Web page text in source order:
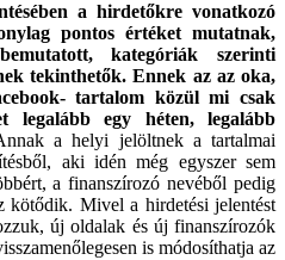
a hirdetőkre vonatkozó
pontos értéket mutatnak,
kategóriák szerinti
tekinthetők. Ennek az az oka,
tartalom közül mi csak
legalább egy héten, legalább
a helyi jelöltnek a tartalmai
aki idén még egyszer sem
a finanszírozó nevéből pedig
Mivel a hirdetési jelentést
új oldalak és új finanszírozók
is módosíthatja az